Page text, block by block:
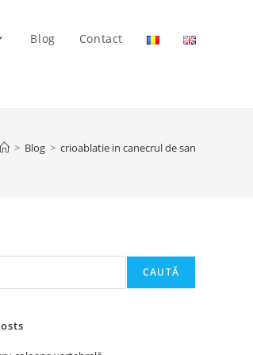
Blog Contact
> Blog > crioablatie in canecrul de san
CAUTĂ